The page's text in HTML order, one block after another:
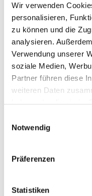
Wir verwenden
personalisieren,
zu können und die
analysieren.
Verwendung unserer
soziale Medien,
Partner führen diese
weiteren Daten
Notwendig
Präferenzen
Statistiken
CRITO CrossBoard
Anschlussmodul
150 mm², für
3-polig
Anschluss oben und
für: CrossBoard 250 A
Mehr